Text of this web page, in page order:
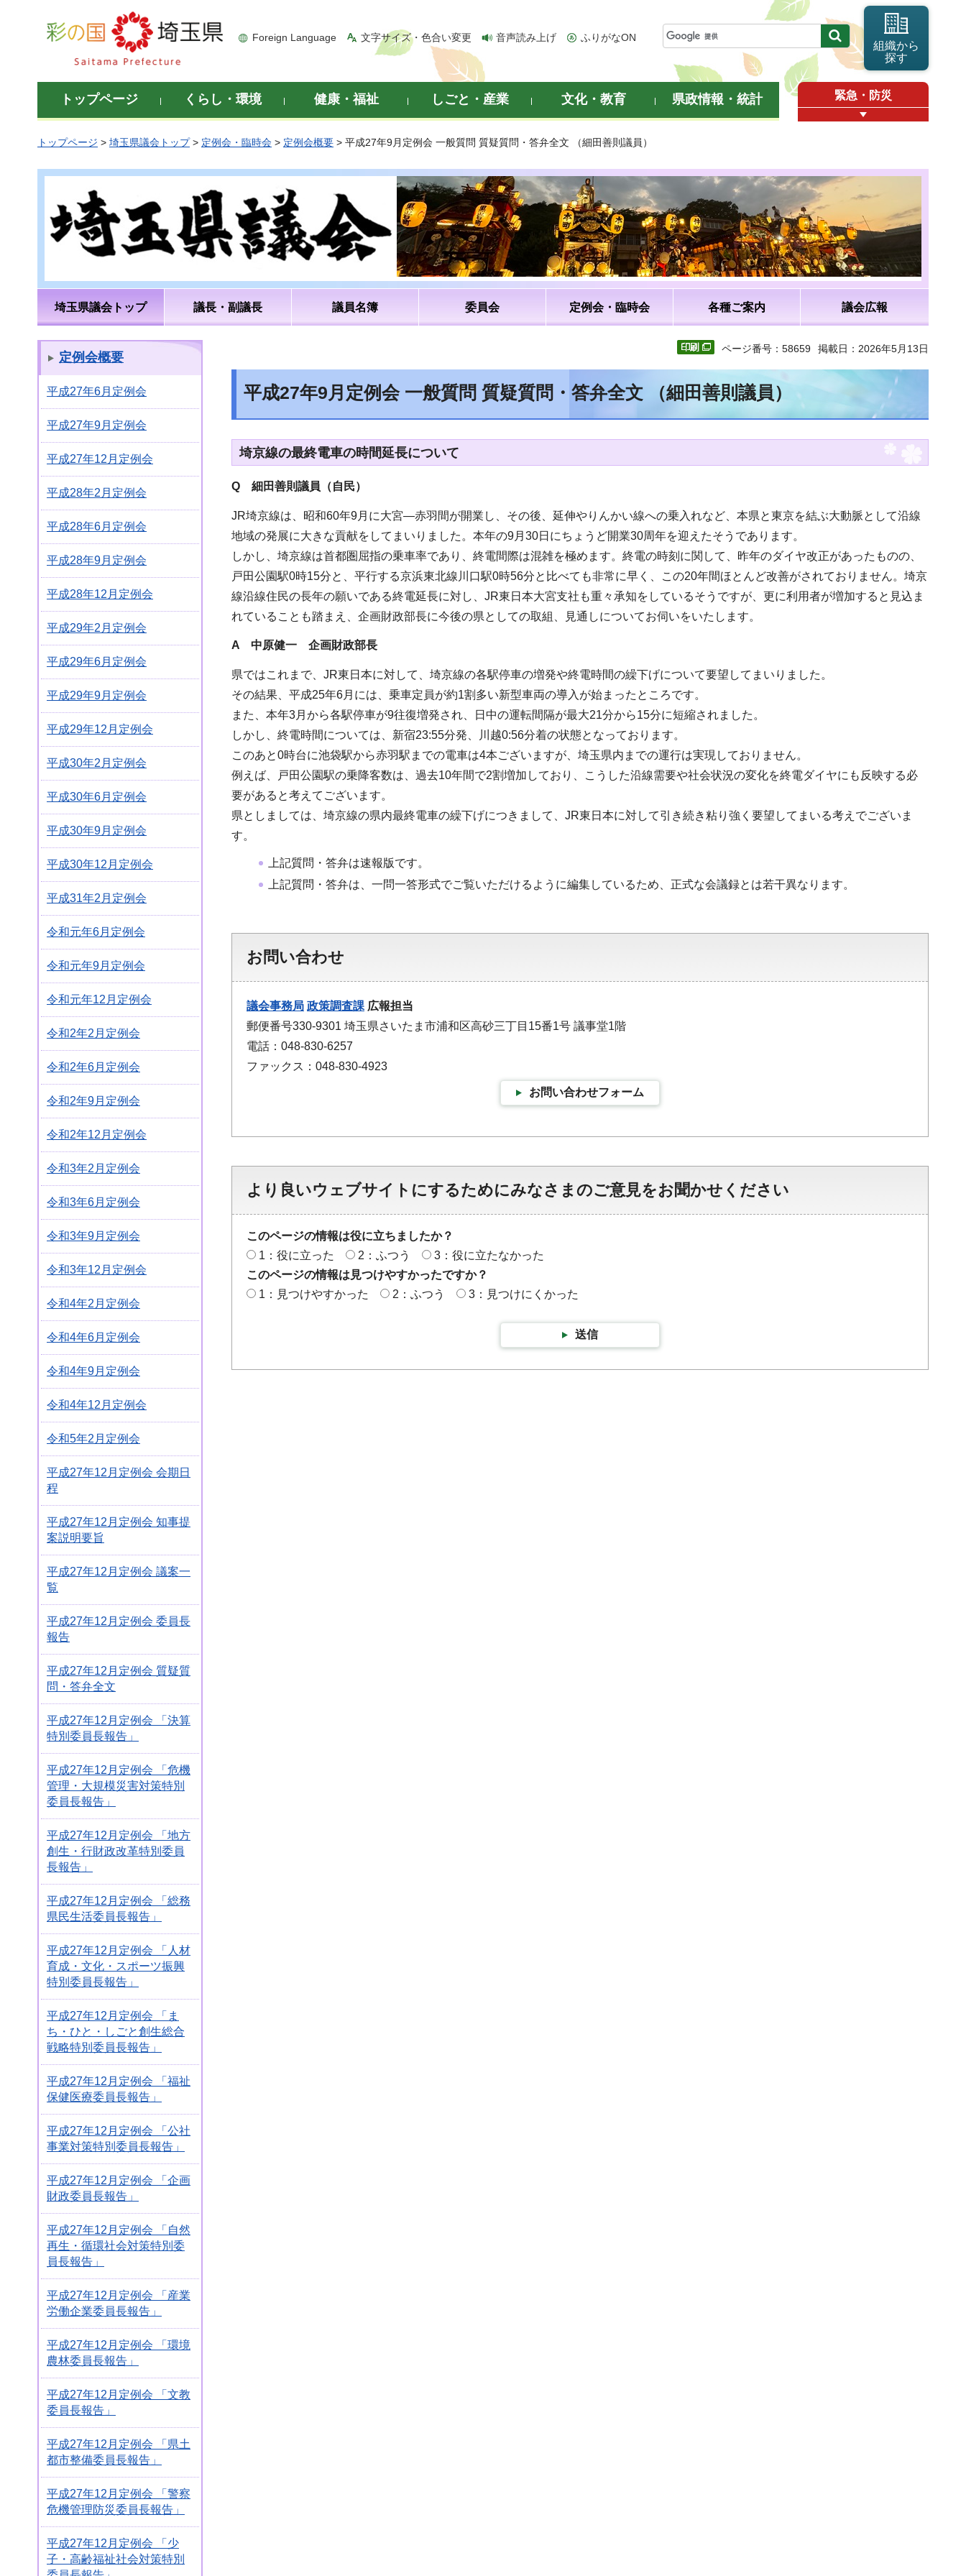
彩の国 埼玉県
Foreign Language 文字サイズ・色合い変更 音声読み上げ ふりがなON
組織から
探す
トップページ くらし・環境 健康・福祉 しごと・産業 文化・教育 県政情報・統計 緊急・防災
トップページ > 埼玉県議会トップ> 定例会・臨時会 > 定例会概要 > 平成27年9月定例会 一般質問 質疑質問・答弁全文 （細田善則議員）
埼玉県議会トップ 議長・副議長 議員名簿 委員会 定例会・臨時会 各種ご案内 議会広報
定例会概要
平成27年6月定例会
平成27年9月定例会
平成27年12月定例会
平成28年2月定例会
平成28年6月定例会
平成28年9月定例会
平成28年12月定例会
平成29年2月定例会
平成29年6月定例会
平成29年9月定例会
平成29年12月定例会
平成30年2月定例会
平成30年6月定例会
平成30年9月定例会
平成30年12月定例会
平成31年2月定例会
令和元年6月定例会
令和元年9月定例会
令和元年12月定例会
令和2年2月定例会
令和2年6月定例会
令和2年9月定例会
令和2年12月定例会
令和3年2月定例会
令和3年6月定例会
令和3年9月定例会
令和3年12月定例会
令和4年2月定例会
令和4年6月定例会
令和4年9月定例会
令和4年12月定例会
令和5年2月定例会
平成27年12月定例会 会期日
程
平成27年12月定例会 知事提
案説明要旨
平成27年12月定例会 議案一
覧
平成27年12月定例会 委員長
報告
平成27年12月定例会 質疑質
問・答弁全文
平成27年12月定例会 「決算
特別委員長報告」
平成27年12月定例会 「危機
管理・大規模災害対策特別
委員長報告」
平成27年12月定例会 「地方
創生・行財政改革特別委員
長報告」
平成27年12月定例会 「総務
県民生活委員長報告」
平成27年12月定例会 「人材
育成・文化・スポーツ振興
特別委員長報告」
平成27年12月定例会 「ま
ち・ひと・しごと創生総合
戦略特別委員長報告」
平成27年12月定例会 「福祉
保健医療委員長報告」
平成27年12月定例会 「公社
事業対策特別委員長報告」
平成27年12月定例会 「企画
財政委員長報告」
平成27年12月定例会 「自然
再生・循環社会対策特別委
員長報告」
平成27年12月定例会 「産業
労働企業委員長報告」
平成27年12月定例会 「環境
農林委員長報告」
平成27年12月定例会 「文教
委員長報告」
平成27年12月定例会 「県土
都市整備委員長報告」
平成27年12月定例会 「警察
危機管理防災委員長報告」
平成27年12月定例会 「少
子・高齢福祉社会対策特別
ページ番号：58659 掲載日：2026年5月13日
平成27年9月定例会 一般質問 質疑質問・答弁全文 （細田善則議員）
埼京線の最終電車の時間延長について
Q 細田善則議員（自民）
JR埼京線は、昭和60年9月に大宮―赤羽間が開業し、その後、延伸やりんかい線への乗入れなど、本県と東京を結ぶ大動脈として沿線
地域の発展に大きな貢献をしてまいりました。本年の9月30日にちょうど開業30周年を迎えたそうであります。
しかし、埼京線は首都圏屈指の乗車率であり、終電間際は混雑を極めます。終電の時刻に関して、昨年のダイヤ改正があったものの、
戸田公園駅0時15分と、平行する京浜東北線川口駅0時56分と比べても非常に早く、この20年間ほとんど改善がされておりません。埼京
線沿線住民の長年の願いである終電延長に対し、JR東日本大宮支社も重々承知をしているそうですが、更に利用者が増加すると見込ま
れていることも踏まえ、企画財政部長に今後の県としての取組、見通しについてお伺いをいたします。
A 中原健一 企画財政部長
県ではこれまで、JR東日本に対して、埼京線の各駅停車の増発や終電時間の繰下げについて要望してまいりました。
その結果、平成25年6月には、乗車定員が約1割多い新型車両の導入が始まったところです。
また、本年3月から各駅停車が9往復増発され、日中の運転間隔が最大21分から15分に短縮されました。
しかし、終電時間については、新宿23:55分発、川越0:56分着の状態となっております。
このあと0時台に池袋駅から赤羽駅までの電車は4本ございますが、埼玉県内までの運行は実現しておりません。
例えば、戸田公園駅の乗降客数は、過去10年間で2割増加しており、こうした沿線需要や社会状況の変化を終電ダイヤにも反映する必
要があると考えてございます。
県としましては、埼京線の県内最終電車の繰下げにつきまして、JR東日本に対して引き続き粘り強く要望してまいる考えでございま
す。
上記質問・答弁は速報版です。
上記質問・答弁は、一問一答形式でご覧いただけるように編集しているため、正式な会議録とは若干異なります。
お問い合わせ
議会事務局 政策調査課 広報担当
郵便番号330-9301 埼玉県さいたま市浦和区高砂三丁目15番1号 議事堂1階
電話：048-830-6257
ファックス：048-830-4923
お問い合わせフォーム
より良いウェブサイトにするためにみなさまのご意見をお聞かせください
このページの情報は役に立ちましたか？
1：役に立った
2：ふつう
3：役に立たなかった
このページの情報は見つけやすかったですか？
1：見つけやすかった
2：ふつう 3：見つけにくかった
送信